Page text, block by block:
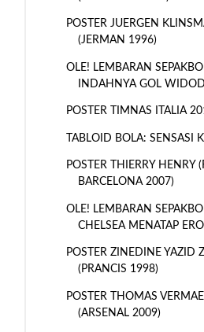
POSTER JUERGEN
(JERMAN 1996)
OLE! LEMBARAN
INDAHNYA GOL
POSTER TIMNAS ITALIA
TABLOID BOLA: SENSASI
POSTER THIERRY HENRY
BARCELONA 2007)
OLE! LEMBARAN
CHELSEA MENATAP
POSTER ZINEDINE YAZID
(PRANCIS 1998)
POSTER THOMAS
(ARSENAL 2009)